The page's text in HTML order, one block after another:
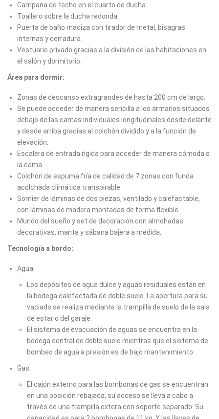
Campana de techo en el cuarto de ducha.
Toallero sobre la ducha redonda.
Puerta de baño maciza con tirador de metal, bisagras
internas y cerradura.
Vestuario privado gracias a la división de las habitaciones en
el salón y dormitorio.
Área para dormir:
Zonas de descanso extragrandes de hasta 200 cm de largo.
Se puede acceder de manera sencilla a los armarios situados
debajo de las camas individuales longitudinales desde delante
y desde arriba gracias al colchón dividido y a la función de
elevación.
Escalera de entrada rígida para acceder de manera cómoda a
la cama
Colchón de espuma fría de calidad de 7 zonas con funda
acolchada climática transpirable.
Somier de láminas de dos piezas, ventilado y calefactable,
con láminas de madera montadas de forma flexible.
Mundo del sueño y set de decoración con almohadas
decorativas, manta y sábana bajera a medida.
Tecnología a bordo:
Agua:
Los depósitos de agua dulce y aguas residuales están en
la bodega calefactada de doble suelo. La apertura para su
vaciado se realiza mediante la trampilla de suelo de la sala
de estar o del garaje.
El sistema de evacuación de aguas se encuentra en la
bodega central de doble suelo mientras que el sistema de
bombeo de agua a presión es de bajo mantenimiento.
Gas:
El cajón externo para las bombonas de gas se encuentran
en una posición rebajada, su acceso se lleva a cabo a
través de una trampilla extera con soporte separado. Su